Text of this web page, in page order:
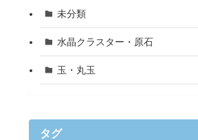
未分類
水晶クラスター・原石
玉・丸玉
タグ